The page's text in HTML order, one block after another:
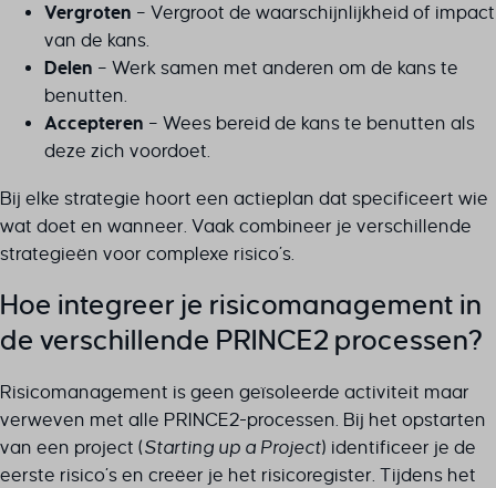
Vergroten – Vergroot de waarschijnlijkheid of impact
van de kans.
Delen – Werk samen met anderen om de kans te
benutten.
Accepteren – Wees bereid de kans te benutten als
deze zich voordoet.
Bij elke strategie hoort een actieplan dat specificeert wie
wat doet en wanneer. Vaak combineer je verschillende
strategieën voor complexe risico’s.
Hoe integreer je risicomanagement in
de verschillende PRINCE2 processen?
Risicomanagement is geen geïsoleerde activiteit maar
verweven met alle PRINCE2-processen. Bij het opstarten
van een project (Starting up a Project) identificeer je de
eerste risico’s en creëer je het risicoregister. Tijdens het